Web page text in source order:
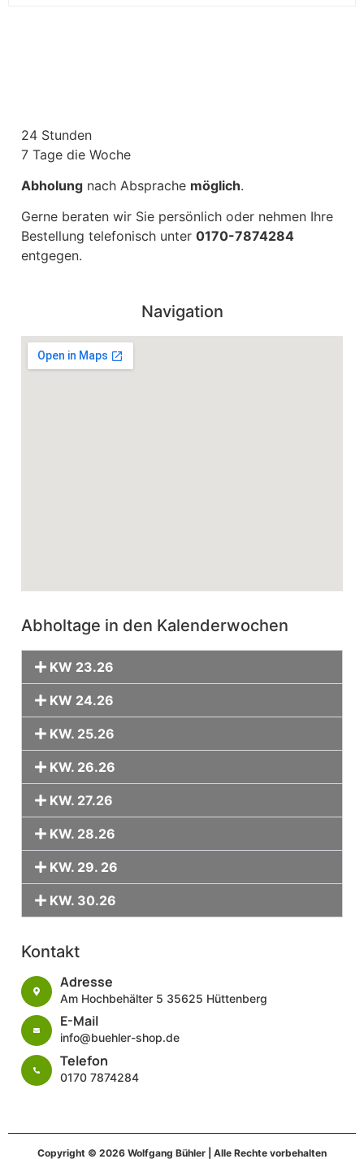
24 Stunden
7 Tage die Woche
Abholung nach Absprache möglich.
Gerne beraten wir Sie persönlich oder nehmen Ihre
Bestellung telefonisch unter 0170-7874284
entgegen.
Navigation
Abholtage in den Kalenderwochen
KW 23.26
KW 24.26
KW. 25.26
KW. 26.26
KW. 27.26
KW. 28.26
KW. 29. 26
KW. 30.26
Kontakt
Adresse
Am Hochbehälter 5 35625 Hüttenberg
E-Mail
info@buehler-shop.de
Telefon
0170 7874284
Copyright © 2026 Wolfgang Bühler | Alle Rechte vorbehalten